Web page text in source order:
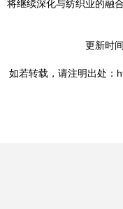
将继续深化与纺织业的融
更新时
如若转载，请注明出处：